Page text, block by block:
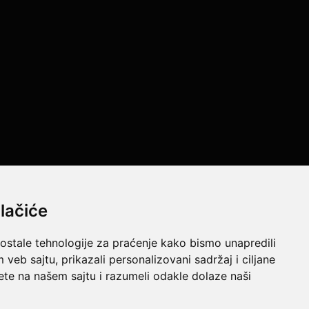
tehnologije za praćenje kako bismo unapredili
veb sajtu, prikazali personalizovani sadržaj i ciljane
na našem sajtu i razumeli odakle dolaze naši
are subject to changes. The information on this website can be